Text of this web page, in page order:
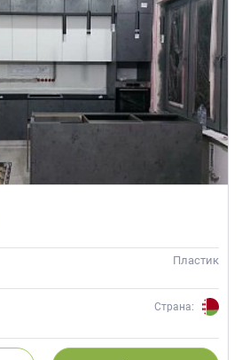
Пластик
Страна: